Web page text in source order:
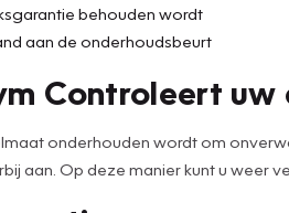
behouden wordt
aan de onderhoudsbeurt
Controleert
onderhouden wordt om
aan. Op deze manier kunt u weer